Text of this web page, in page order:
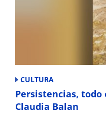
CULTURA
Persistencias, todo
Claudia Balan